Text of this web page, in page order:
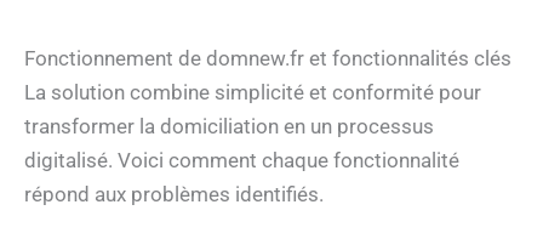
Fonctionnement de domnew.fr et fonctionnalités clés
La solution combine simplicité et conformité pour
transformer la domiciliation en un processus
digitalisé. Voici comment chaque fonctionnalité
répond aux problèmes identifiés.